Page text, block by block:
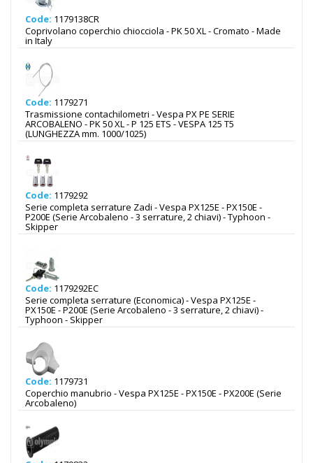
Code: 1179138CR
Coprivolano coperchio chiocciola - PK 50 XL - Cromato - Made
in Italy
Code: 1179271
Trasmissione contachilometri - Vespa PX PE SERIE
ARCOBALENO - PK 50 XL - P 125 ETS - VESPA 125 T5
(LUNGHEZZA mm. 1000/1025)
Code: 1179292
Serie completa serrature Zadi - Vespa PX125E - PX150E -
P200E (Serie Arcobaleno - 3 serrature, 2 chiavi) - Typhoon -
Skipper
Code: 1179292EC
Serie completa serrature (Economica) - Vespa PX125E -
PX150E - P200E (Serie Arcobaleno - 3 serrature, 2 chiavi) -
Typhoon - Skipper
Code: 1179731
Coperchio manubrio - Vespa PX125E - PX150E - PX200E (Serie
Arcobaleno)